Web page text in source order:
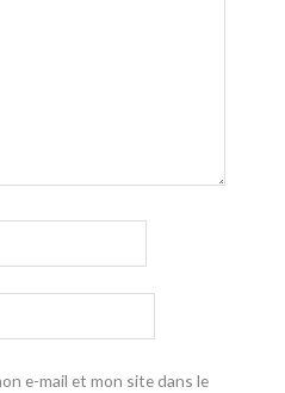
e-mail et mon site dans le